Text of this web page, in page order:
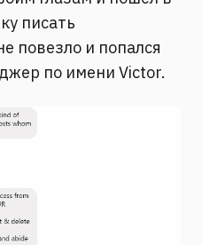
писать
повезло и попался
по имени Victor.